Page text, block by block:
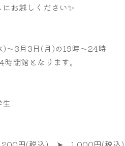
お越しください✨
～3月3日(月)の19時～24時
閉館となります。